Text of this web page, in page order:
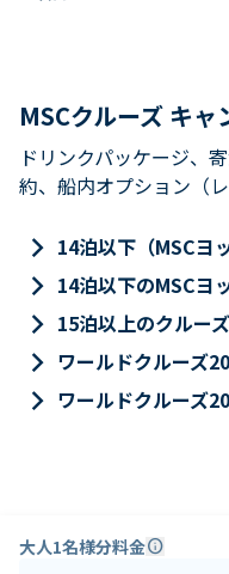
MSCクルーズ キャ
ドリンクパッケージ、
約、船内オプション（
keyboard_arrow_right 14泊以下（MSCヨ
keyboard_arrow_right 14泊以下のMSCヨ
keyboard_arrow_right 15泊以上のクルーズ
keyboard_arrow_right ワールドクルーズ
keyboard_arrow_right ワールドクルーズ
大人1名様分料金info